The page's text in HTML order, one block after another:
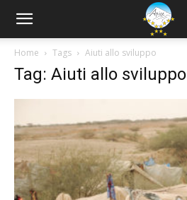
Home Tags Aiuti allo sviluppo
Tag: Aiuti allo sviluppo